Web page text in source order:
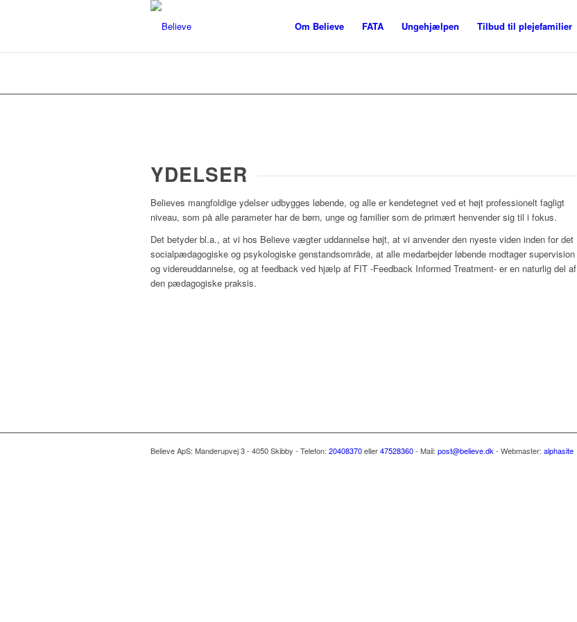
Om Believe FATA Ungehjælpen Tilbud til plejefamilier
YDELSER
Believes mangfoldige ydelser udbygges løbende, og alle er kendetegnet ved et højt professionelt fagligt
niveau, som på alle parameter har de børn, unge og familier som de primært henvender sig til i fokus.
Det betyder bl.a., at vi hos Believe vægter uddannelse højt, at vi anvender den nyeste viden inden for det
socialpædagogiske og psykologiske genstandsområde, at alle medarbejder løbende modtager supervision
og videreuddannelse, og at feedback ved hjælp af FIT -Feedback Informed Treatment- er en naturlig del af
den pædagogiske praksis.
Believe ApS: Manderupvej 3 - 4050 Skibby - Telefon: 20408370eller47528360- Mail: post@believe.dk - Webmaster: alphasite